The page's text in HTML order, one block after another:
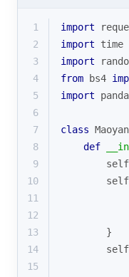
1 import
2
import time
3
import
4
from bs4
5
import
6
7
class
8
def
9
10
11
12
13
        }
14
15